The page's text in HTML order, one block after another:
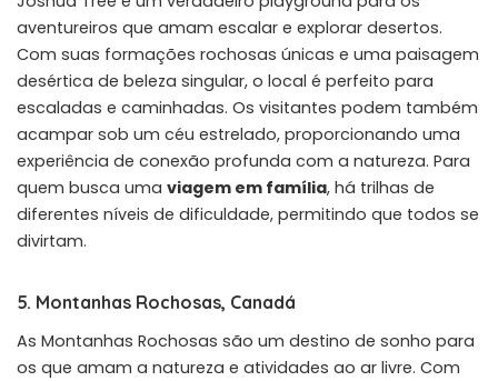
aventureiros que amam escalar e explorar desertos.
Com suas formações rochosas únicas e uma paisagem
desértica de beleza singular, o local é perfeito para
escaladas e caminhadas. Os visitantes podem também
acampar sob um céu estrelado, proporcionando uma
experiência de conexão profunda com a natureza. Para
quem busca uma viagem em família, há trilhas de
diferentes níveis de dificuldade, permitindo que todos se
divirtam.
5. Montanhas Rochosas, Canadá
As Montanhas Rochosas são um destino de sonho para
os que amam a natureza e atividades ao ar livre. Com